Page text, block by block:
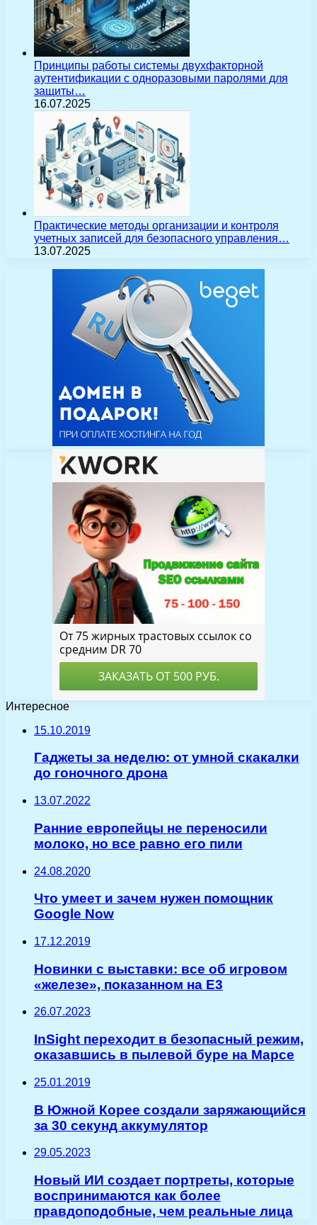
Принципы работы системы двухфакторной
аутентификации с одноразовыми паролями для
защиты…
16.07.2025
Практические методы организации и контроля
учетных записей для безопасного управления…
13.07.2025
Интересное
15.10.2019
Гаджеты за неделю: от умной скакалки
до гоночного дрона
13.07.2022
Ранние европейцы не переносили
молоко, но все равно его пили
24.08.2020
Что умеет и зачем нужен помощник
Google Now
17.12.2019
Новинки с выставки: все об игровом
«железе», показанном на E3
26.07.2023
InSight переходит в безопасный режим,
оказавшись в пылевой буре на Марсе
25.01.2019
В Южной Корее создали заряжающийся
за 30 секунд аккумулятор
29.05.2023
Новый ИИ создает портреты, которые
воспринимаются как более
правдоподобные, чем реальные лица